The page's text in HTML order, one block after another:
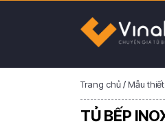
Trang chủ/Mẫu
TỦ BẾP